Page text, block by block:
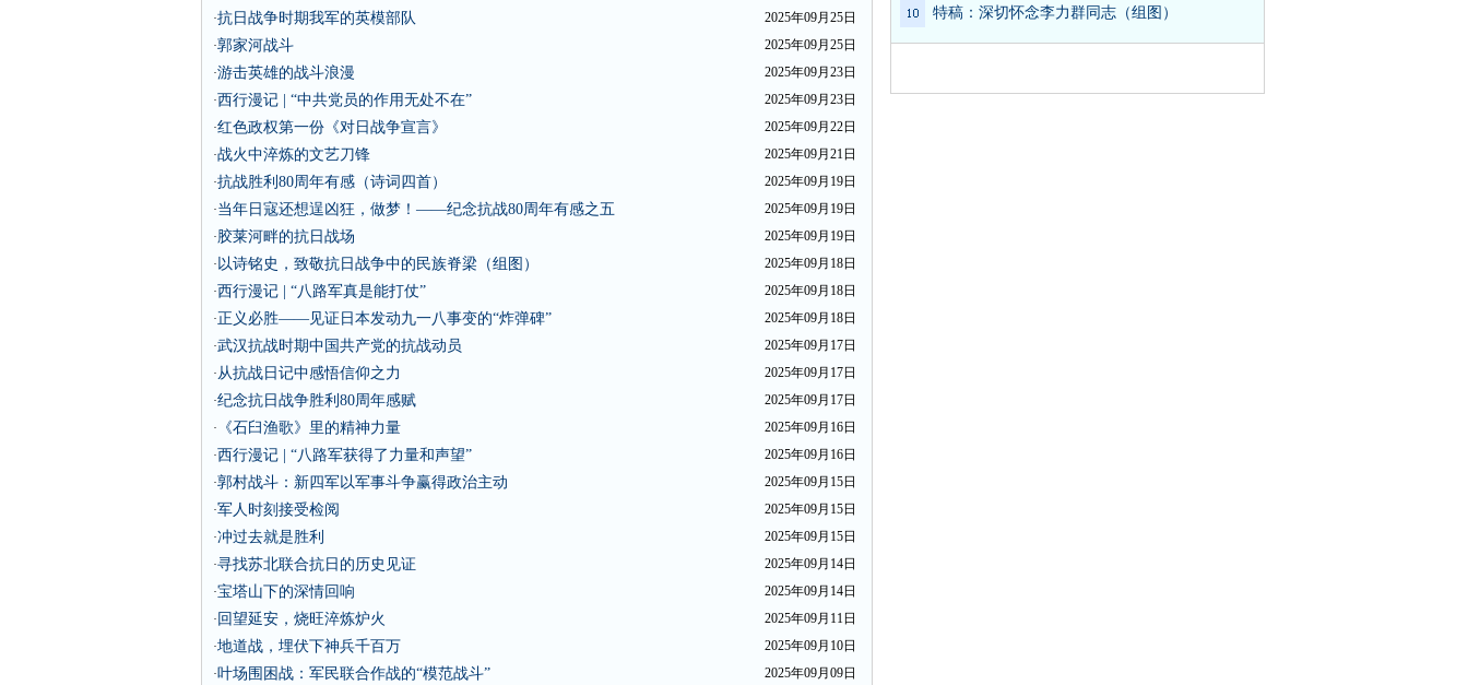
·抗日战争时期我军的英模部队
2025年09月25日
·郭家河战斗
2025年09月25日
·游击英雄的战斗浪漫
2025年09月23日
·西行漫记 | “中共党员的作用无处不在”
2025年09月23日
·红色政权第一份《对日战争宣言》
2025年09月22日
·战火中淬炼的文艺刀锋
2025年09月21日
·抗战胜利80周年有感（诗词四首）
2025年09月19日
·当年日寇还想逞凶狂，做梦！——纪念抗战80周年有感之五
2025年09月19日
·胶莱河畔的抗日战场
2025年09月19日
·以诗铭史，致敬抗日战争中的民族脊梁（组图）
2025年09月18日
·西行漫记 | “八路军真是能打仗”
2025年09月18日
·正义必胜——见证日本发动九一八事变的“炸弹碑”
2025年09月18日
·武汉抗战时期中国共产党的抗战动员
2025年09月17日
·从抗战日记中感悟信仰之力
2025年09月17日
·纪念抗日战争胜利80周年感赋
2025年09月17日
·
《石臼渔歌》里的精神力量
2025年09月16日
·西行漫记 | “八路军获得了力量和声望”
2025年09月16日
·郭村战斗：新四军以军事斗争赢得政治主动
2025年09月15日
·军人时刻接受检阅
2025年09月15日
·冲过去就是胜利
2025年09月15日
·寻找苏北联合抗日的历史见证
2025年09月14日
·宝塔山下的深情回响
2025年09月14日
· 回望延安，烧旺淬炼炉火
2025年09月11日
·地道战，埋伏下神兵千百万
2025年09月10日
·叶场围困战：军民联合作战的“模范战斗” 2025年09月09日
特稿：深切怀念李力群同志（组图）